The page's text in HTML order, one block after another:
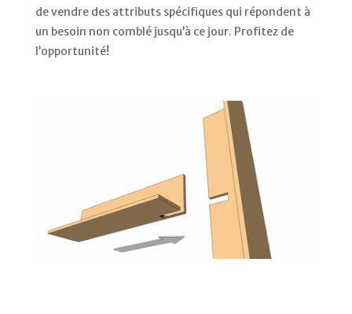
de vendre des attributs spécifiques qui répondent à
un besoin non comblé jusqu’à ce jour. Profitez de
l’opportunité!